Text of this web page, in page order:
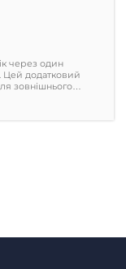
через один
Цей додатковий
зовнішнього…